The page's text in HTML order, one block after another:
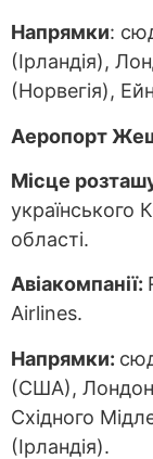
Напрямки:
(Ірландія),
(Норвегія),
Аеропорт
Місце
українського
області.
Авіакомпанії:
Airlines.
Напрямки:
(США),
Східного
(Ірландія).